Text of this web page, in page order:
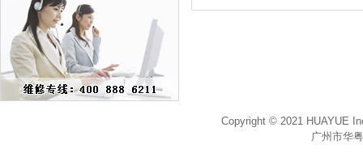
Copyright © 2021 HUAYUE
广州市华